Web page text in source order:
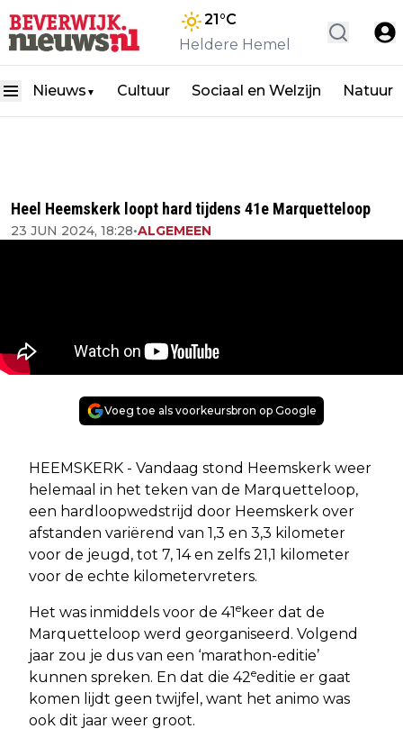
21°C
Heldere Hemel
Nieuws ▼ Cultuur Sociaal en Welzijn Natuur
Heel Heemskerk loopt hard tijdens 41e Marquetteloop
23 JUN 2024, 18:28•ALGEMEEN
Voeg toe als voorkeursbron op Google
HEEMSKERK - Vandaag stond Heemskerk weer
helemaal in het teken van de Marquetteloop,
een hardloopwedstrijd door Heemskerk over
afstanden variërend van 1,3 en 3,3 kilometer
voor de jeugd, tot 7, 14 en zelfs 21,1 kilometer
voor de echte kilometervreters.
Het was inmiddels voor de 41e keer dat de
Marquetteloop werd georganiseerd. Volgend
jaar zou je dus van een ‘marathon-editie’
kunnen spreken. En dat die 42eeditie er gaat
komen lijdt geen twijfel, want het animo was
ook dit jaar weer groot.